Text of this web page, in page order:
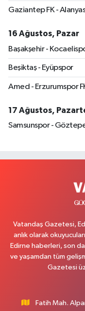
Gaziantep FK -
16 Ağustos, Pazar
Başakşehir -
Beşiktaş - Eyüpspor
Amed - Erzurumspor
17 Ağustos,
Samsunspor -
Vatandaş Gazetesi,
anlık olarak
Edirne haberleri, son
ve yaşamdan tüm
Gazetesi
Fatih Mah.